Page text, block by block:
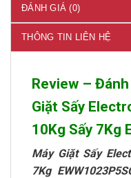
ĐÁNH GIÁ (0)
THÔNG TIN LIÊN HỆ
Review –
Giặt Sấy
10Kg Sấy 7Kg
Máy Giặt Sấy
7Kg